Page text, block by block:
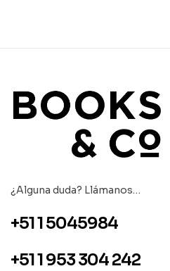
¿Alguna duda? Llámanos…
+51 1 5045984
+51 1 953 304 242